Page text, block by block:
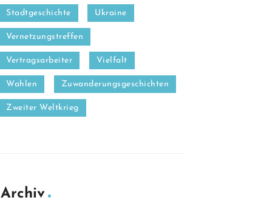
Stadtgeschichte Ukraine
Vernetzungstreffen
Vertragsarbeiter Vielfalt
Wahlen Zuwanderungsgeschichten
Zweiter Weltkrieg
Archiv